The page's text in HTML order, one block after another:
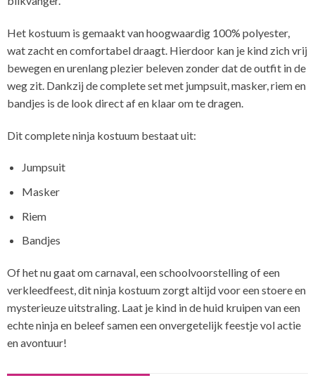
Het kostuum is gemaakt van hoogwaardig 100% polyester,
wat zacht en comfortabel draagt. Hierdoor kan je kind zich vrij
bewegen en urenlang plezier beleven zonder dat de outfit in de
weg zit. Dankzij de complete set met jumpsuit, masker, riem en
bandjes is de look direct af en klaar om te dragen.
Dit complete ninja kostuum bestaat uit:
Jumpsuit
Masker
Riem
Bandjes
Of het nu gaat om carnaval, een schoolvoorstelling of een
verkleedfeest, dit ninja kostuum zorgt altijd voor een stoere en
mysterieuze uitstraling. Laat je kind in de huid kruipen van een
echte ninja en beleef samen een onvergetelijk feestje vol actie
en avontuur!